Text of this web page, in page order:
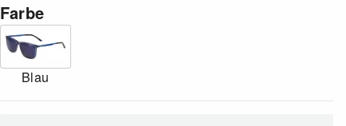
Farbe
Blau